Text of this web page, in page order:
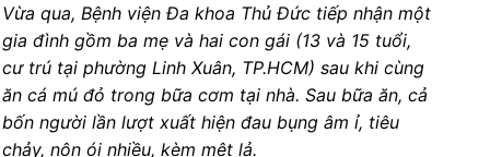
Vừa qua, Bệnh viện Đa khoa Thủ Đức tiếp nhận một
gia đình gồm ba mẹ và hai con gái (13 và 15 tuổi,
cư trú tại phường Linh Xuân, TP.HCM) sau khi cùng
ăn cá mú đỏ trong bữa cơm tại nhà. Sau bữa ăn, cả
bốn người lần lượt xuất hiện đau bụng âm ỉ, tiêu
chảy, nôn ói nhiều, kèm mệt lả.